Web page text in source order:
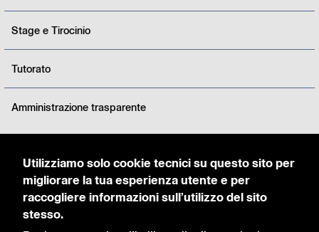
Stage e Tirocinio
Tutorato
Amministrazione trasparente
Accedi come Studente
Orario delle Lezioni
Utilizziamo solo cookie tecnici su questo sito per
migliorare la tua esperienza utente e per
raccogliere informazioni sull’utilizzo del sito
stesso.